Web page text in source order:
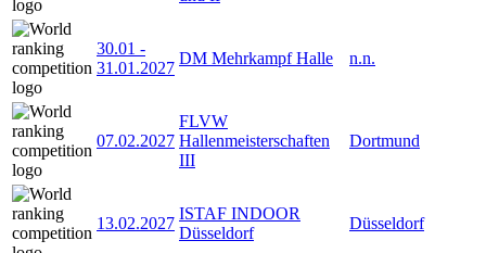
30.01 -
31.01.2027
DM Mehrkampf Halle n.n.
07.02.2027
FLVW
Hallenmeisterschaften
III
Dortmund
13.02.2027
ISTAF INDOOR
Düsseldorf
Düsseldorf